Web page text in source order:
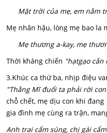
Mặt trời của mẹ, em nằm
Mẹ nhân hậu, lòng mẹ bao la
Mẹ thương a-kay, mẹ
Thời kháng chiến "hạtgạo cắn
3.Khúc ca thứ ba, nhịp điệu
"Thằng Mĩ đuổi ta phải rời con
chỗ chết, mẹ dịu con khi đang
gia đình mẹ cùng ra trận,
Anh trai cẩm súng, chị gái